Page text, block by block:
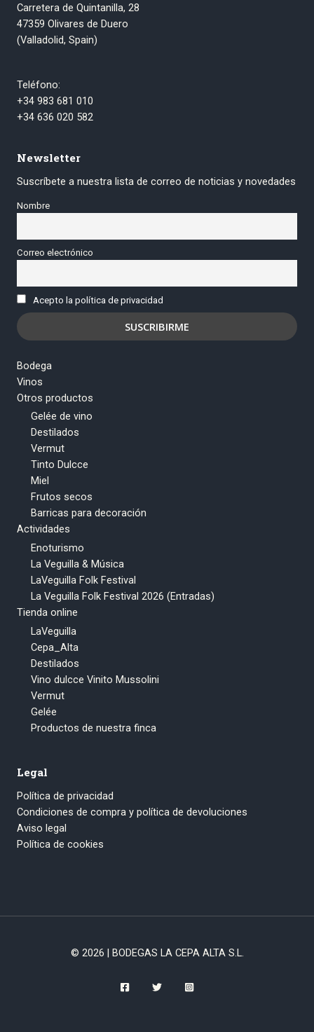
Carretera de Quintanilla, 28
47359 Olivares de Duero
(Valladolid, Spain)
Teléfono:
+34 983 681 010
+34 636 020 582
Newsletter
Suscríbete a nuestra lista de correo de noticias y novedades
Nombre
Correo electrónico
Acepto la política de privacidad
Bodega
Vinos
Otros productos
Gelée de vino
Destilados
Vermut
Tinto Dulcce
Miel
Frutos secos
Barricas para decoración
Actividades
Enoturismo
La Veguilla & Música
LaVeguilla Folk Festival
La Veguilla Folk Festival 2026 (Entradas)
Tienda online
LaVeguilla
Cepa_Alta
Destilados
Vino dulcce Vinito Mussolini
Vermut
Gelée
Productos de nuestra finca
Legal
Política de privacidad
Condiciones de compra y política de devoluciones
Aviso legal
Política de cookies
© 2026 | BODEGAS LA CEPA ALTA S.L.